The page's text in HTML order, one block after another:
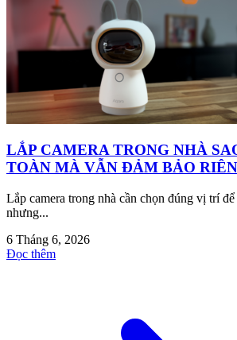
LẮP CAMERA TRONG NHÀ
TOÀN MÀ VẪN ĐẢM BẢO
Lắp camera trong nhà cần chọn đúng vị trí để
nhưng...
6 Tháng 6, 2026
Đọc thêm